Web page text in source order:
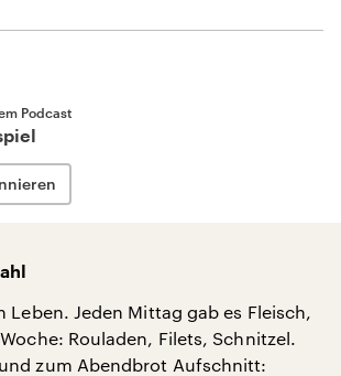
Podcast
Leben. Jeden Mittag gab es Fleisch,
Rouladen, Filets, Schnitzel.
zum Abendbrot Aufschnitt: